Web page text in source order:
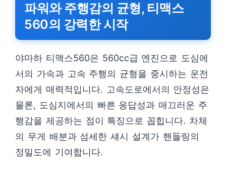
파워와 주행감의 균형, 티맥스
560의 강력한 시작
야마하 티맥스560은 560cc급 엔진으로 도심에
서의 가속과 고속 주행의 균형을 중시하는 운전
자에게 매력적입니다. 고속도로에서의 안정성은
물론, 도심지에서의 빠른 응답성과 매끄러운 주
행감을 제공하는 점이 특징으로 꼽힙니다. 차체
의 무게 배분과 섬세한 섀시 설계가 핸들링의
정밀도에 기여합니다.